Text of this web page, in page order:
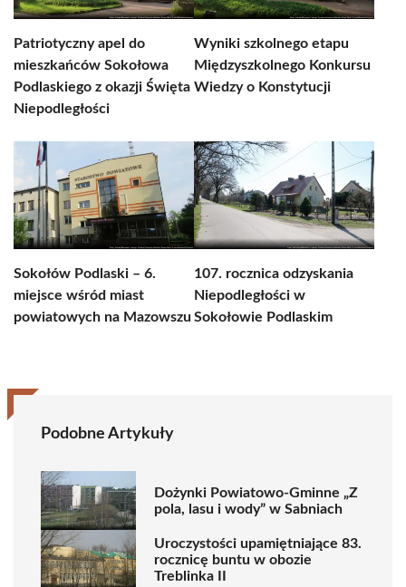
Patriotyczny apel do
mieszkańców Sokołowa
Podlaskiego z okazji Święta
Niepodległości
Wyniki szkolnego etapu
Międzyszkolnego Konkursu
Wiedzy o Konstytucji
Sokołów Podlaski – 6.
miejsce wśród miast
powiatowych na Mazowszu
107. rocznica odzyskania
Niepodległości w
Sokołowie Podlaskim
Podobne Artykuły
Dożynki Powiatowo-Gminne „Z
pola, lasu i wody” w Sabniach
Uroczystości upamiętniające 83.
rocznicę buntu w obozie
Treblinka II